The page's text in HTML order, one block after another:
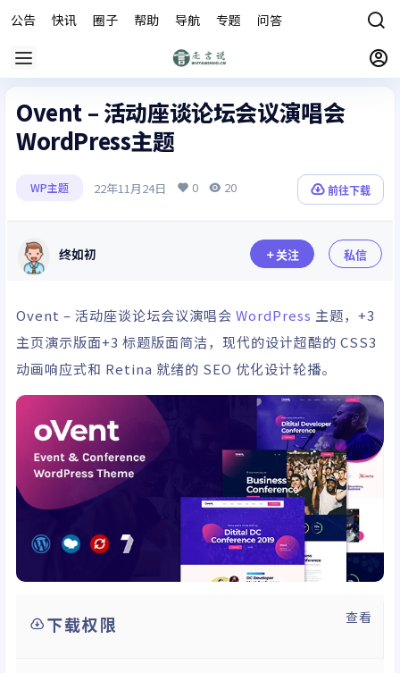
公告 快讯 圈子 帮助 导航 专题 问答
Ovent – 活动座谈论坛会议演唱会
WordPress主题
WP主题 22年11月24日 0 20 前往下载
终如初 关注 私信
Ovent – 活动座谈论坛会议演唱会 WordPress 主题，+3
主页演示版面+3 标题版面简洁，现代的设计超酷的 CSS3
动画响应式和 Retina 就绪的 SEO 优化设计轮播。
下载权限 查看